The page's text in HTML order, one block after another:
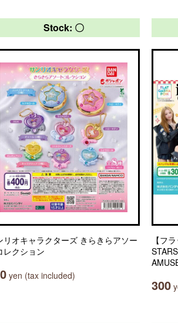
Stock: 〇
リオキャラクターズ きらきらアソー
レクション
yen (tax included)
【フ
300